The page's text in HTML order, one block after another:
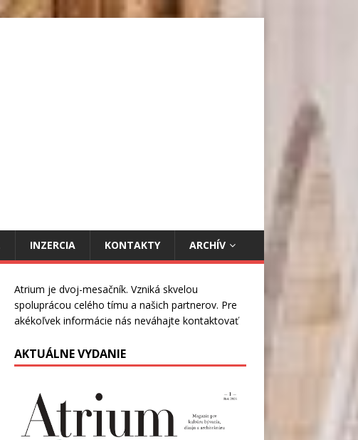
INZERCIA KONTAKTY ARCHÍV
Atrium je dvoj-mesačník. Vzniká skvelou
spoluprácou celého tímu a našich partnerov. Pre
akékoľvek informácie nás neváhajte kontaktovať
AKTUÁLNE VYDANIE